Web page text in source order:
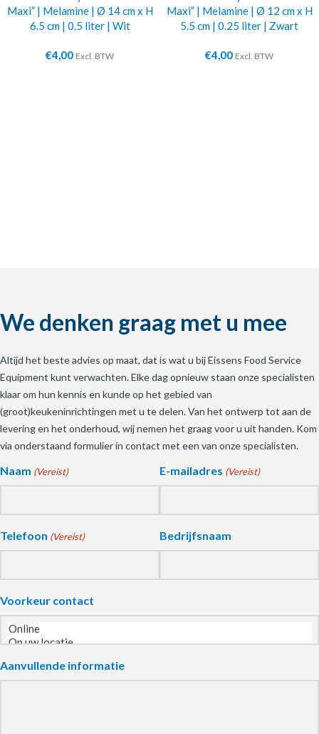
Maxi” | Melamine | Ø 14 cm x H
6.5 cm | 0.5 liter | Wit
€4,00 Excl. BTW
Maxi” | Melamine | Ø 12 cm x H
5.5 cm | 0.25 liter | Zwart
€4,00 Excl. BTW
We denken graag met u mee
Altijd het beste advies op maat, dat is wat u bij Eissens Food Service
Equipment kunt verwachten. Elke dag opnieuw staan onze specialisten
klaar om hun kennis en kunde op het gebied van
(groot)keukeninrichtingen met u te delen. Van het ontwerp tot aan de
levering en het onderhoud, wij nemen het graag voor u uit handen. Kom
via onderstaand formulier in contact met een van onze specialisten.
Naam (Vereist) E-mailadres (Vereist)
Telefoon (Vereist) Bedrijfsnaam
Voorkeur contact
Aanvullende informatie